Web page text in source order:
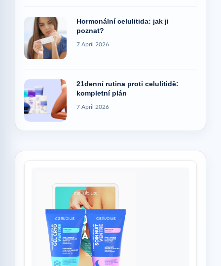
Hormonální celulitida: jak ji
poznat?
7 April 2026
21denní rutina proti celulitidě:
kompletní plán
7 April 2026